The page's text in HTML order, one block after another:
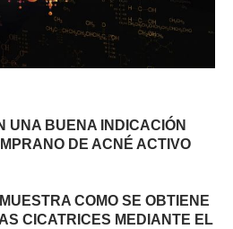
UNA BUENA INDICACIÓN
DE ACNÉ ACTIVO
COMO SE OBTIENE
CICATRICES MEDIANTE EL